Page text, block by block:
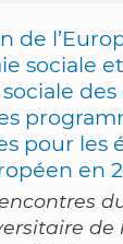
de
sociale et
pour les
en
de